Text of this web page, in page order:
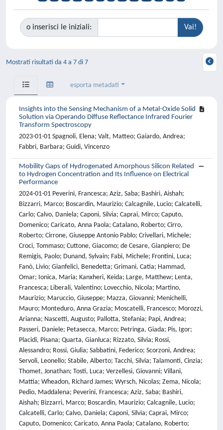
o inserisci le iniziali:
Mostrati risultati da 4 a 7 di 7
esporta metadati
Insights into the Sensing Mechanism of a Metal-Oxide Solid
Solution via Operando Diffuse Reflectance Infrared Fourier
Transform Spectroscopy
2023-01-01 Spagnoli, Elena; Valt, Matteo; Gaiardo, Andrea;
Fabbri, Barbara; Guidi, Vincenzo
Mobility Gaps of Hydrogenated Amorphous Silicon Related
to Hydrogen Concentration and Its Influence on Electrical
Performance
2024-01-01 Peverini, Francesca; Aziz, Saba; Bashiri, Aishah;
Bizzarri, Marco; Boscardin, Maurizio; Calcagnile, Lucio; Calcatelli,
Carlo; Calvo, Daniela; Caponi, Silvia; Caprai, Mirco; Caputo,
Domenico; Caricato, Anna Paola; Catalano, Roberto; Cirro,
Roberto; Cirrone, Giuseppe Antonio Pablo; Crivellari, Michele;
Croci, Tommaso; Cuttone, Giacomo; de Cesare, Gianpiero; De
Remigis, Paolo; Dunand, Sylvain; Fabi, Michele; Frontini, Luca;
Fanò, Livio; Gianfelici, Benedetta; Grimani, Catia; Hammad,
Omar; Ionica, Maria; Kanxheri, Keida; Large, Matthew; Lenta,
Francesca; Liberali, Valentino; Lovecchio, Nicola; Martino,
Maurizio; Maruccio, Giuseppe; Mazza, Giovanni; Menichelli,
Mauro; Monteduro, Anna Grazia; Moscatelli, Francesco; Morozzi,
Arianna; Nascetti, Augusto; Pallotta, Stefania; Papi, Andrea;
Passeri, Daniele; Petasecca, Marco; Petringa, Giada; Pis, Igor;
Placidi, Pisana; Quarta, Gianluca; Rizzato, Silvia; Rossi,
Alessandro; Rossi, Giulia; Sabbatini, Federico; Scorzoni, Andrea;
Servoli, Leonello; Stabile, Alberto; Tacchi, Silvia; Talamonti, Cinzia;
Thomet, Jonathan; Tosti, Luca; Verzellesi, Giovanni; Villani,
Mattia; Wheadon, Richard James; Wyrsch, Nicolas; Zema, Nicola;
Pedio, Maddalena; Peverini, Francesca; Aziz, Saba; Bashiri,
Aishah; Bizzarri, Marco; Boscardin, Maurizio; Calcagnile, Lucio;
Calcatelli, Carlo; Calvo, Daniela; Caponi, Silvia; Caprai, Mirco;
Caputo, Domenico; Caricato, Anna Paola; Catalano, Roberto;